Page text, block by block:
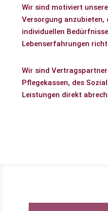
Wir sind motiviert
Versorgung anzubieten,
individuellen
Lebenserfahrungen
Wir sind
Pflegekassen, des
Leistungen direkt